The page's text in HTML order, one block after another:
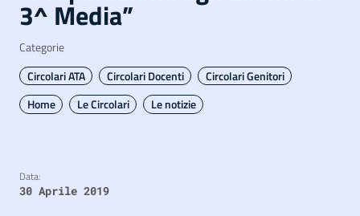
3^ Media”
Categorie
Circolari ATA
Circolari Docenti
Circolari Genitori
Home
Le Circolari Le notizie
Data:
30 Aprile 2019